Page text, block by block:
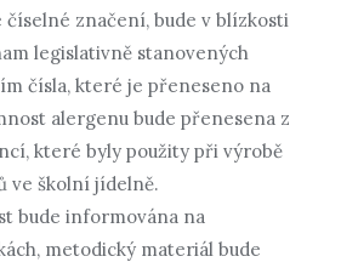
číselné značení, bude v blízkosti
legislativně stanovených
čísla, které je přeneseno na
alergenu bude přenesena z
které byly použity při výrobě
ve školní jídelně.
bude informována na
metodický materiál bude